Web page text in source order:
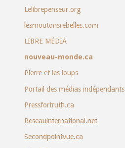
Lelibrepenseur.org
lesmoutonsrebelles.com
LIBRE MÉDIA
nouveau-monde.ca
Pierre et les loups
Portail des médias indépendants
Pressfortruth.ca
Reseauinternational.net
Secondpointvue.ca